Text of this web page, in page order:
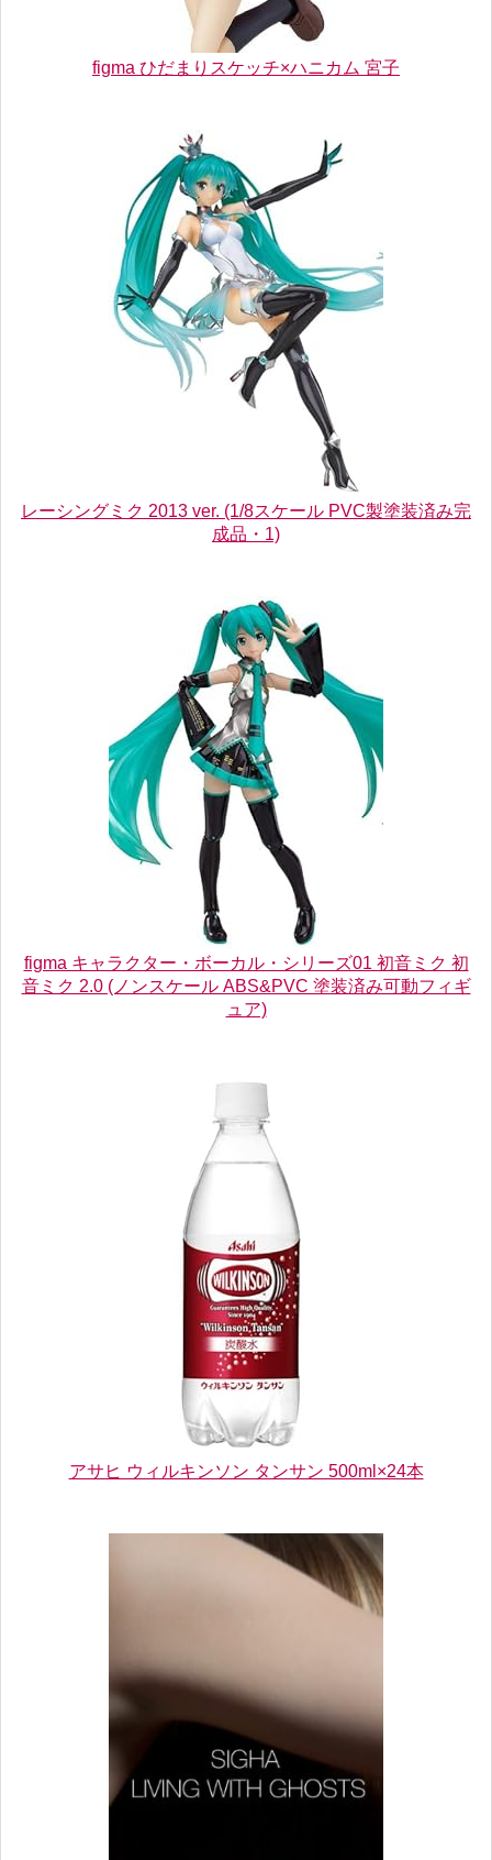
figma ひだまりスケッチ×ハニカム 宮子
レーシングミク 2013 ver. (1/8スケール PVC製塗装済み完
成品・1)
figma キャラクター・ボーカル・シリーズ01 初音ミク 初
音ミク 2.0 (ノンスケール ABS&PVC 塗装済み可動フィギ
ュア)
アサヒ ウィルキンソン タンサン 500ml×24本